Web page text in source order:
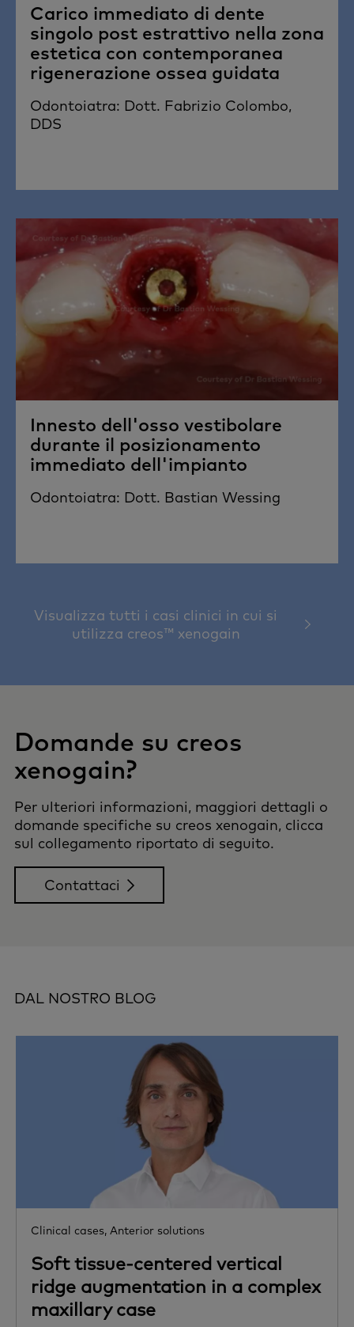
Carico immediato di dente
singolo post estrattivo nella zona
estetica con contemporanea
rigenerazione ossea guidata
Odontoiatra: Dott. Fabrizio Colombo,
DDS
Innesto dell'osso vestibolare
durante il posizionamento
immediato dell'impianto
Odontoiatra: Dott. Bastian Wessing
Visualizza tutti i casi clinici in cui si
utilizza creos™ xenogain
Domande su creos
xenogain?
Per ulteriori informazioni, maggiori dettagli o
domande specifiche su creos xenogain, clicca
sul collegamento riportato di seguito.
Contattaci
DAL NOSTRO BLOG
Clinical cases, Anterior solutions
Soft tissue-centered vertical
ridge augmentation in a complex
maxillary case